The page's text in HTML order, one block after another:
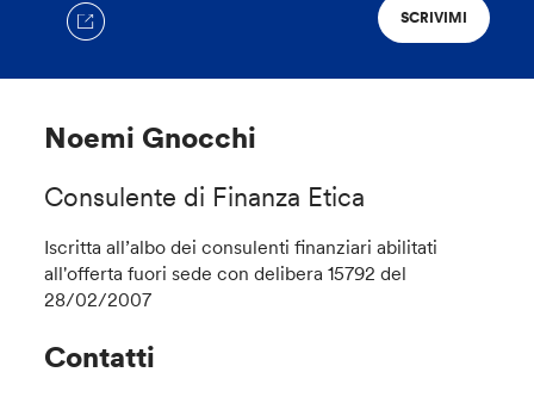
SCRIVIMI
Noemi Gnocchi
Consulente di Finanza Etica
Iscritta all’albo dei consulenti finanziari abilitati
all'offerta fuori sede con delibera 15792 del
28/02/2007
Contatti